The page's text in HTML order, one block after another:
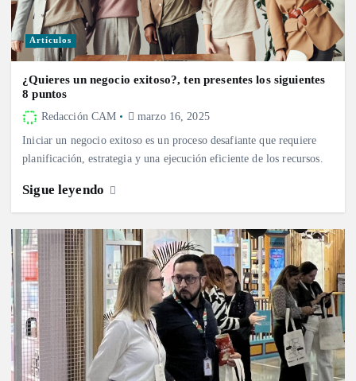
Artículos
¿Quieres un negocio exitoso?, ten presentes los siguientes
8 puntos
Redacción CAM marzo 16, 2025
Iniciar un negocio exitoso es un proceso desafiante que requiere
planificación, estrategia y una ejecución eficiente de los recursos.
Sigue leyendo